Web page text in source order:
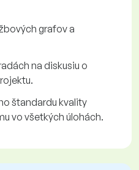
grafov a
na diskusiu o
štandardu kvality
vo všetkých úlohách.